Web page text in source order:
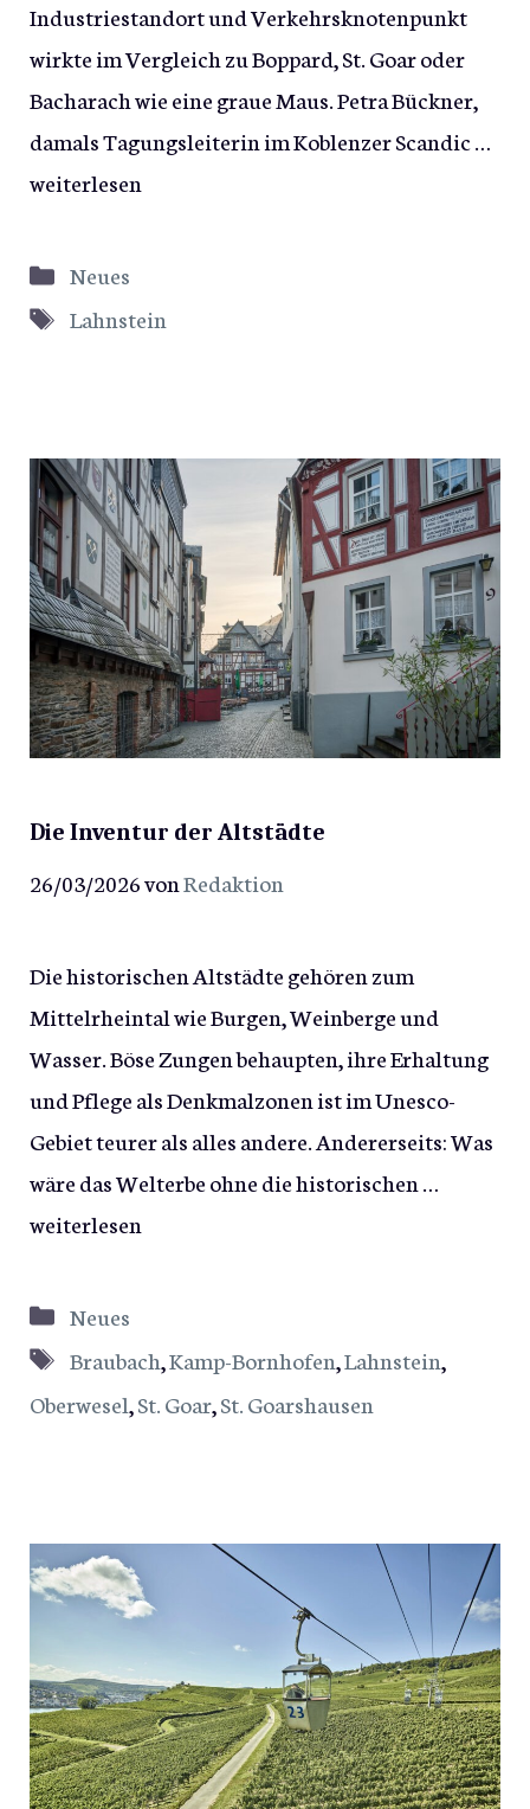
Industriestandort und Verkehrsknotenpunkt
wirkte im Vergleich zu Boppard, St. Goar oder
Bacharach wie eine graue Maus. Petra Bückner,
damals Tagungsleiterin im Koblenzer Scandic …
weiterlesen
Kategorien
Neues
Schlagwörter
Lahnstein
Die Inventur der Altstädte
26/03/2026vonRedaktion
Die historischen Altstädte gehören zum
Mittelrheintal wie Burgen, Weinberge und
Wasser. Böse Zungen behaupten, ihre Erhaltung
und Pflege als Denkmalzonen ist im Unesco-
Gebiet teurer als alles andere. Andererseits: Was
wäre das Welterbe ohne die historischen …
weiterlesen
Kategorien
Neues
Schlagwörter
Braubach,Kamp-Bornhofen,Lahnstein,
Oberwesel,St. Goar,St. Goarshausen